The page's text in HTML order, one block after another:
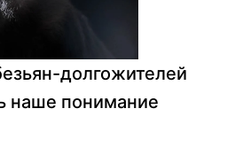
долгожителей
наше понимание